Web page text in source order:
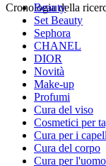
Cronologia della
Beauty
Set Beauty
Sephora
CHANEL
DIOR
Novità
Make-up
Profumi
Cura del viso
Cosmetici per
Cura per i
Cura del corpo
Cura per l'uomo